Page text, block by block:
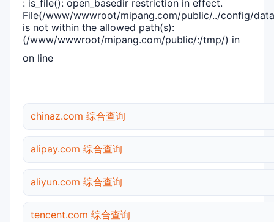
: is_file(): open_basedir restriction in effect.
File(/www/wwwroot/mipang.com/public/../config/
is not within the allowed path(s):
(/www/wwwroot/mipang.com/public/:/tmp/) in
on line
chinaz.com 综合查询
alipay.com 综合查询
aliyun.com 综合查询
tencent.com 综合查询